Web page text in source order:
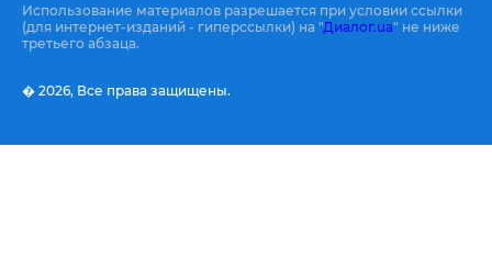
Использование материалов разрешается при условии ссылки
(для интернет-изданий - гиперссылки) на "Диалог.ua" не ниже
третьего абзаца.
� 2026, Все права защищены.